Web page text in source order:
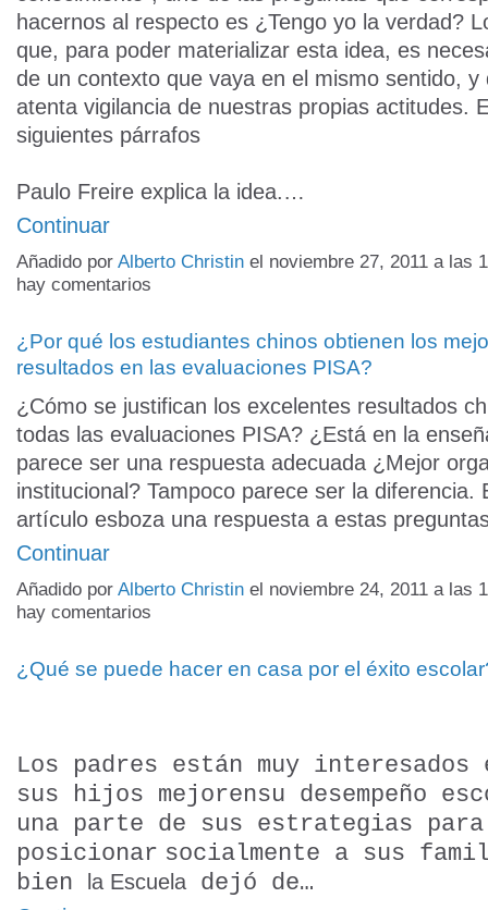
hacernos al respecto es ¿Tengo yo la verdad?
que, para poder materializar esta idea, es
de un contexto que vaya en el mismo sentido, y
atenta vigilancia de nuestras propias actitudes.
siguientes párrafos
Paulo Freire explica la idea.…
Continuar
Añadido por Alberto Christin el noviembre 27, 2011 a las
hay comentarios
¿Por qué los estudiantes chinos obtienen los
resultados en las evaluaciones PISA?
¿Cómo se justifican los excelentes resultados
todas las evaluaciones PISA? ¿Está en la
parece ser una respuesta adecuada ¿Mejor
institucional? Tampoco parece ser la diferencia.
artículo esboza una respuesta a estas
Continuar
Añadido por Alberto Christin el noviembre 24, 2011 a las
hay comentarios
¿Qué se puede hacer en casa por el éxito
Los padres están muy interesados
sus hijos mejorensu desempeño
una parte de sus estrategias para
posicionar socialmente a sus
bien
la Escuela dejó de…